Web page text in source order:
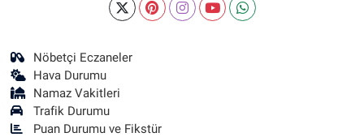
Nöbetçi Eczaneler
Hava Durumu
Namaz Vakitleri
Trafik Durumu
Puan Durumu ve Fikstür